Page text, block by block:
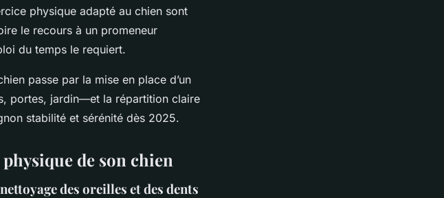
physique adapté au chien sont
le recours à un promeneur
du temps le requiert.
passe par la mise en place d’un
portes, jardin—et la répartition claire
stabilité et sérénité dès 2025.
de son chien
des oreilles et des dents